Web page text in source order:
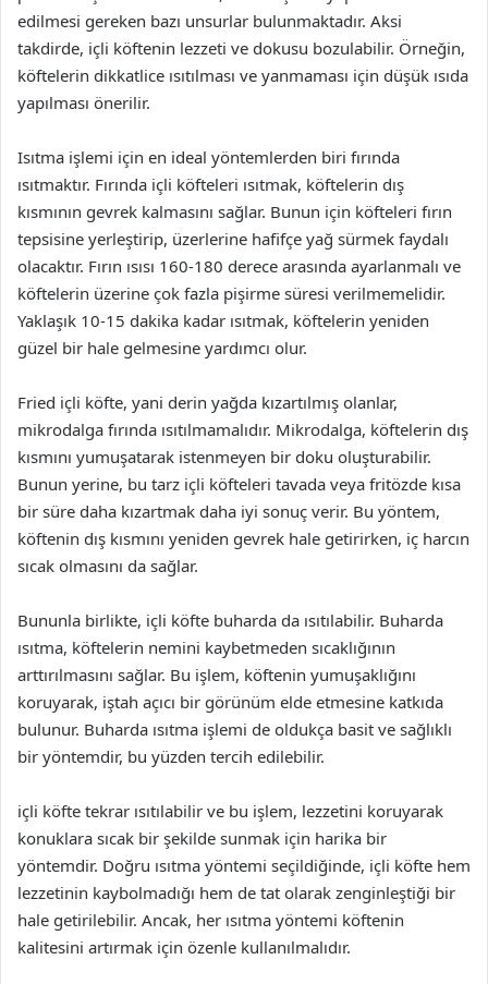
edilmesi gereken bazı unsurlar bulunmaktadır. Aksi
takdirde, içli köftenin lezzeti ve dokusu bozulabilir. Örneğin,
köftelerin dikkatlice ısıtılması ve yanmaması için düşük ısıda
yapılması önerilir.
Isıtma işlemi için en ideal yöntemlerden biri fırında
ısıtmaktır. Fırında içli köfteleri ısıtmak, köftelerin dış
kısmının gevrek kalmasını sağlar. Bunun için köfteleri fırın
tepsisine yerleştirip, üzerlerine hafifçe yağ sürmek faydalı
olacaktır. Fırın ısısı 160-180 derece arasında ayarlanmalı ve
köftelerin üzerine çok fazla pişirme süresi verilmemelidir.
Yaklaşık 10-15 dakika kadar ısıtmak, köftelerin yeniden
güzel bir hale gelmesine yardımcı olur.
Fried içli köfte, yani derin yağda kızartılmış olanlar,
mikrodalga fırında ısıtılmamalıdır. Mikrodalga, köftelerin dış
kısmını yumuşatarak istenmeyen bir doku oluşturabilir.
Bunun yerine, bu tarz içli köfteleri tavada veya fritözde kısa
bir süre daha kızartmak daha iyi sonuç verir. Bu yöntem,
köftenin dış kısmını yeniden gevrek hale getirirken, iç harcın
sıcak olmasını da sağlar.
Bununla birlikte, içli köfte buharda da ısıtılabilir. Buharda
ısıtma, köftelerin nemini kaybetmeden sıcaklığının
arttırılmasını sağlar. Bu işlem, köftenin yumuşaklığını
koruyarak, iştah açıcı bir görünüm elde etmesine katkıda
bulunur. Buharda ısıtma işlemi de oldukça basit ve sağlıklı
bir yöntemdir, bu yüzden tercih edilebilir.
içli köfte tekrar ısıtılabilir ve bu işlem, lezzetini koruyarak
konuklara sıcak bir şekilde sunmak için harika bir
yöntemdir. Doğru ısıtma yöntemi seçildiğinde, içli köfte hem
lezzetinin kaybolmadığı hem de tat olarak zenginleştiği bir
hale getirilebilir. Ancak, her ısıtma yöntemi köftenin
kalitesini artırmak için özenle kullanılmalıdır.